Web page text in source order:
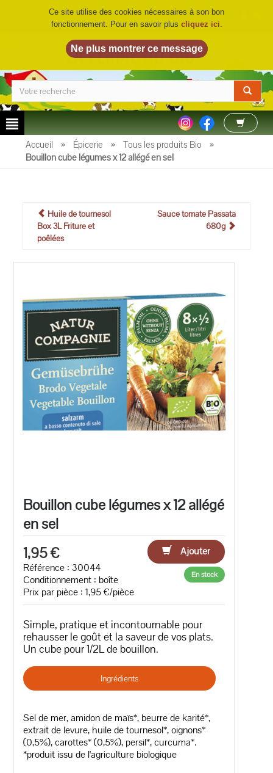
LA FERME DU BIO©
Accueil » Épicerie » Tous les produits Bio
»
Bouillon cube légumes x 12 allégé en sel
Huile de tournesol
Box 3L Friture et
poêlées
Sauce tomate Passata
680g
Bouillon cube légumes x 12 allégé
en sel
1,95 €
Ajouter
Référence : 30044
Conditionnement : boîte
Prix par pièce : 1,95 €/pièce
En stock
Simple, pratique et incontournable pour
rehausser le goût et la saveur de vos plats.
Un cube pour 1/2L de bouillon.
Ingrédients
Sel de mer, amidon de maïs*, beurre de karité*,
extrait de levure, huile de tournesol*, oignons*
(0,5%), carottes* (0,5%), persil*, curcuma*.
*produit issu de l'agriculture biologique
Ce site utilise des cookies nécessaires à son bon
fonctionnement. Pour en savoir plus cliquez ici.